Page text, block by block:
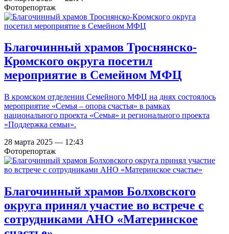
Фоторепортаж
Благочинный храмов Троснянско-
Кромского округа посетил
мероприятие в Семейном МФЦ
В кромском отделении Семейного МФЦ на днях состоялось
мероприятие «Семья – опора счастья» в рамках
национального проекта «Семья» и регионального проекта
«Поддержка семьи».
28 марта 2025 — 12:43
Фоторепортаж
Благочинный храмов Болховского
округа принял участие во встрече с
сотрудниками АНО «Материнское